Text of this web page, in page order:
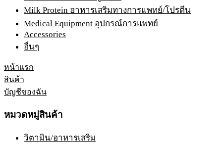
Milk Protein อาหารเสริมทางการแพทย์/โปรตีน
Medical Equipment อุปกรณ์การแพทย์
Accessories
อื่นๆ
หน้าแรก
สินค้า
บัญชีของฉัน
หมวดหมู่สินค้า
วิตามิน/อาหารเสริม